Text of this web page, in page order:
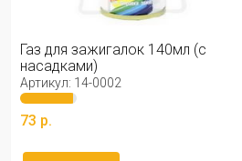
Газ для зажигалок 140мл (с
насадками)
Артикул: 14-0002
73 р.